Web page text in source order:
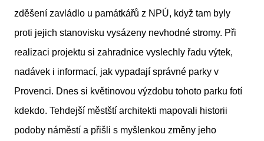
zděšení zavládlo u památkářů z NPÚ, když tam byly
proti jejich stanovisku vysázeny nevhodné stromy. Při
realizaci projektu si zahradnice vyslechly řadu výtek,
nadávek i informací, jak vypadají správné parky v
Provenci. Dnes si květinovou výzdobu tohoto parku fotí
kdekdo. Tehdejší městští architekti mapovali historii
podoby náměstí a přišli s myšlenkou změny jeho